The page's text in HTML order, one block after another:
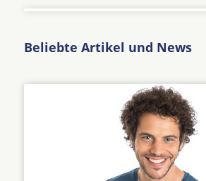
Beliebte Artikel und News